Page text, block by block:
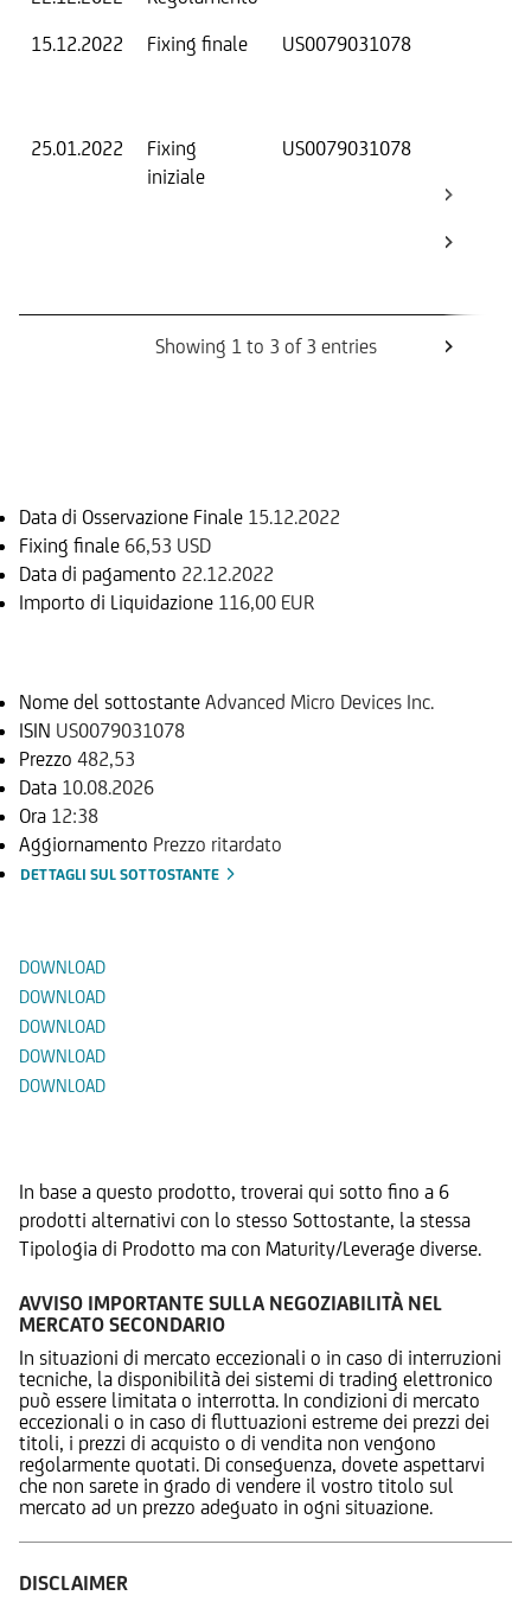
15.12.2022
Fixing finale US0079031078
25.01.2022
Fixing
iniziale
US0079031078
Showing 1 to 3 of 3 entries
Data di Osservazione Finale 15.12.2022
Fixing finale 66,53 USD
Data di pagamento 22.12.2022
Importo di Liquidazione 116,00 EUR
Nome del sottostante Advanced Micro Devices Inc.
ISIN US0079031078
Prezzo 482,53
Data 10.08.2026
Ora 12:38
Aggiornamento Prezzo ritardato
DETTAGLI SUL SOTTOSTANTE
DOWNLOAD
DOWNLOAD
DOWNLOAD
DOWNLOAD
DOWNLOAD
In base a questo prodotto, troverai qui sotto fino a 6
prodotti alternativi con lo stesso Sottostante, la stessa
Tipologia di Prodotto ma con Maturity/Leverage diverse.
AVVISO IMPORTANTE SULLA NEGOZIABILITÀ NEL
MERCATO SECONDARIO
In situazioni di mercato eccezionali o in caso di interruzioni
tecniche, la disponibilità dei sistemi di trading elettronico
può essere limitata o interrotta. In condizioni di mercato
eccezionali o in caso di fluttuazioni estreme dei prezzi dei
titoli, i prezzi di acquisto o di vendita non vengono
regolarmente quotati. Di conseguenza, dovete aspettarvi
che non sarete in grado di vendere il vostro titolo sul
mercato ad un prezzo adeguato in ogni situazione.
DISCLAIMER